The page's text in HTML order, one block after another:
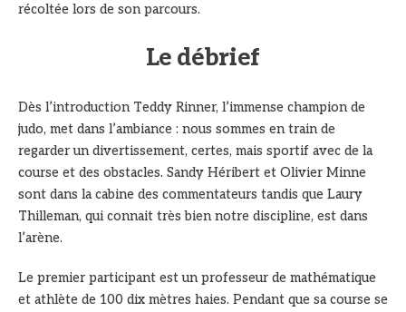
récoltée lors de son parcours.
Le débrief
Dès l’introduction Teddy Rinner, l’immense champion de
judo, met dans l’ambiance : nous sommes en train de
regarder un divertissement, certes, mais sportif avec de la
course et des obstacles. Sandy Héribert et Olivier Minne
sont dans la cabine des commentateurs tandis que Laury
Thilleman, qui connait très bien notre discipline, est dans
l’arène.
Le premier participant est un professeur de mathématique
et athlète de 100 dix mètres haies. Pendant que sa course se